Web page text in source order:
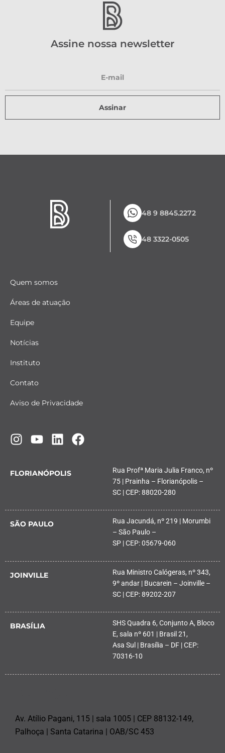
Assine nossa newsletter
Assinar
48 9 8845.2272
48 3322-0505
Quem somos
Áreas de atuação
Equipe
Notícias
Instituto
Contato
Aviso de Privacidade
FLORIANÓPOLIS
Rua Profª Maria Julia Franco, nº
75 | Prainha – Florianópolis –
SC | CEP: 88020-280
SÃO PAULO
Rua Jacundá, nº 219 | Morumbi
– São Paulo –
SP | CEP: 05679-060
JOINVILLE
Rua Ministro Calógeras, nº 343,
9º andar | Bucarein – Joinville –
SC | CEP: 89202-207
BRASÍLIA
SHS Quadra 6, Conjunto A, Bloco
E, sala nº 601 | Brasil 21,
Asa Sul | Brasília – DF | CEP:
70316-10
Av. Atílio Pagani, 115 | sala 1005 | CEP 88132-149,
Palhoça | Santa Catarina | OAB/SC 453